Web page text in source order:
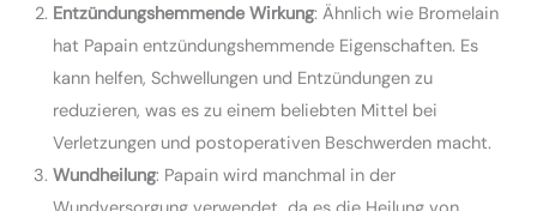
Entzündungshemmende Wirkung: Ähnlich wie Bromelain
hat Papain entzündungshemmende Eigenschaften. Es
kann helfen, Schwellungen und Entzündungen zu
reduzieren, was es zu einem beliebten Mittel bei
Verletzungen und postoperativen Beschwerden macht.
Wundheilung: Papain wird manchmal in der